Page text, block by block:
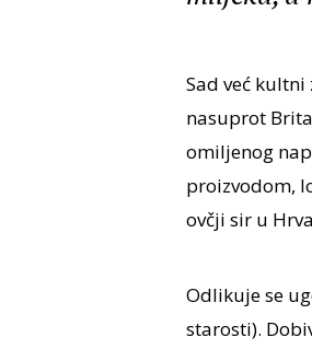
Sad već
nasuprot
omiljenog
proizvodom,
ovčji sir u
Odlikuje se
starosti).